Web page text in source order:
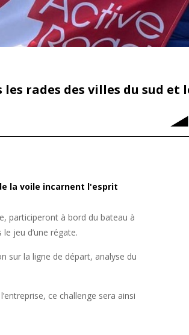
rades des villes du sud et
la voile incarnent l'esprit
participeront à bord du bateau à
jeu d’une régate.
sur la ligne de départ, analyse du
ce challenge sera ainsi